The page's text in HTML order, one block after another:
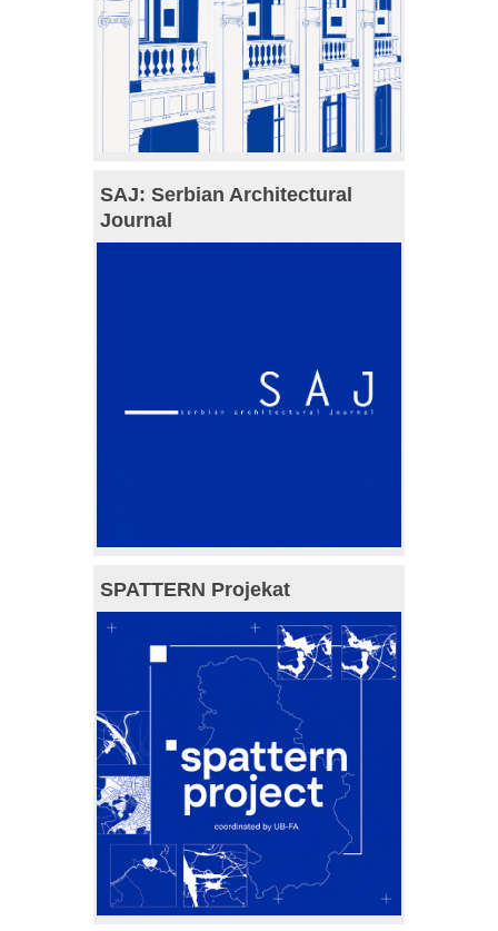
SAJ: Serbian Architectural
Journal
SPATTERN Projekat